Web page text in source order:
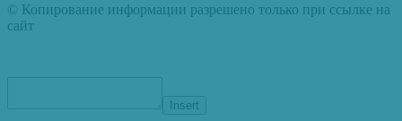
© Копирование информации разрешено только при ссылке на
сайт
Insert